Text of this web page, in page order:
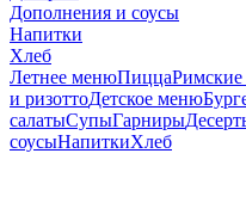
Дополнения и соусы
Напитки
Хлеб
Летнее менюПицца
и ризоттоДетское меню
салатыСупыГарниры
соусыНапиткиХлеб